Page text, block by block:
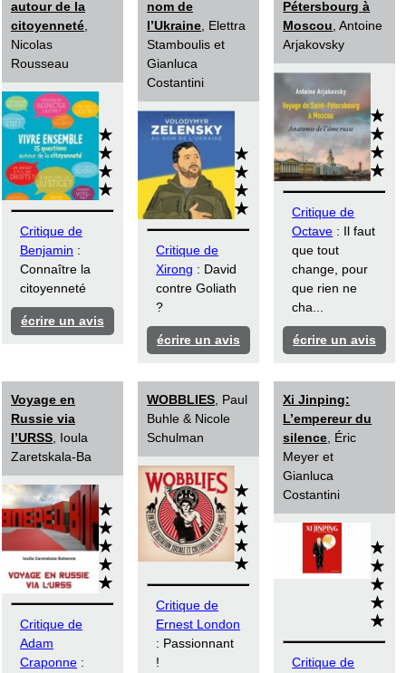
autour de la
citoyenneté
Nicolas
Rousseau
Critique de
Benjamin :
Connaître la
citoyenneté
écrire un avis
nom de
l’Ukraine , Elettra
Stamboulis et
Gianluca
Costantini
Critique de
Xirong : David
contre Goliath
?
écrire un avis
Pétersbourg à
Moscou , Antoine
Arjakovsky
Critique de
Octave : Il faut
que tout
change, pour
que rien ne
cha...
écrire un avis
Voyage en
Russie via
l’URSS , Ioula
Zaretskala-Ba
Critique de
Adam
Craponne :
WOBBLIES , Paul
Buhle & Nicole
Schulman
Critique de
Ernest London
: Passionnant
!
Xi Jinping:
L’empereur du
silence , Éric
Meyer et
Gianluca
Costantini
Critique de